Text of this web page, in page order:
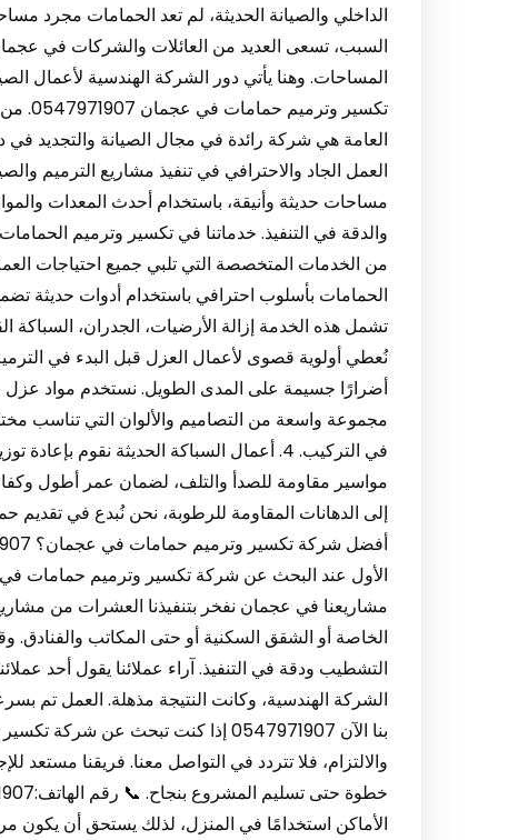
الداخلي والصيانة الحديثة، لم تعد الحمامات مجرد
السبب، تسعى العديد من العائلات والشركات في
المساحات. وهنا يأتي دور الشركة الهندسية لأعمال
العامة هي شركة رائدة في مجال الصيانة والتجديد في
العمل الجاد والاحترافي في تنفيذ مشاريع الترميم
مساحات حديثة وأنيقة، باستخدام أحدث المعدات
الحمامات بأسلوب احترافي باستخدام أدوات حديثة
نُعطي أولوية قصوى لأعمال العزل قبل البدء في
مجموعة واسعة من التصاميم والألوان التي تناسب
في التركيب. 4. أعمال السباكة الحديثة نقوم
إلى الدهانات المقاومة للرطوبة، نحن نُبدع في
مشاريعنا في عجمان نفخر بتنفيذنا العشرات من
الخاصة أو الشقق السكنية أو حتى المكاتب والفنادق.
التشطيب ودقة في التنفيذ. آراء عملائنا يقول أحد
الشركة الهندسية، وكانت النتيجة مذهلة. العمل تم
بنا الآن 0547971907 إذا كنت تبحث
والالتزام، فلا تتردد في التواصل معنا. فريقنا
الأماكن استخدامًا في المنزل، لذلك يستحق أن يكون